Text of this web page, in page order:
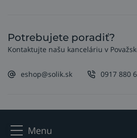
Potrebujete poradiť?
Kontaktujte našu kanceláriu v
eshop@solik.sk 0917 880
Menu